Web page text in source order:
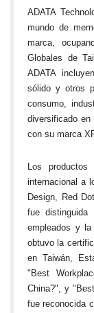
ADATA
mundo de
marca,
Globales de
ADATA
sólido y otros
consumo,
diversificado
con su marca
Los productos
internacional a
Design, Red
fue
empleados y la
obtuvo la
en Taiwán,
"Best
China?", y
fue reconocida